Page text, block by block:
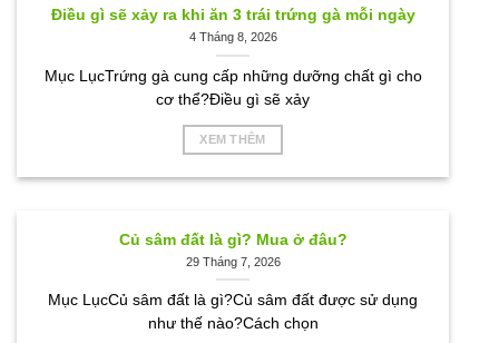
Điều gì sẽ xảy ra khi ăn 3 trái trứng gà mỗi ngày
4 Tháng 8, 2026
Mục LụcTrứng gà cung cấp những dưỡng chất gì cho
cơ thể?Điều gì sẽ xảy
XEM THÊM
Củ sâm đất là gì? Mua ở đâu?
29 Tháng 7, 2026
Mục LụcCủ sâm đất là gì?Củ sâm đất được sử dụng
như thế nào?Cách chọn